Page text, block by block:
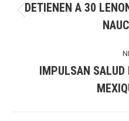
DETIENEN A 30
IMPULSAN SALUD